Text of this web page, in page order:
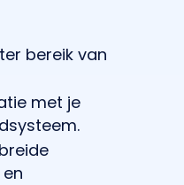
bereik van
met je